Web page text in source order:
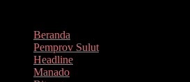
kontenBeranda
Pemprov Sulut
Headline
Manado